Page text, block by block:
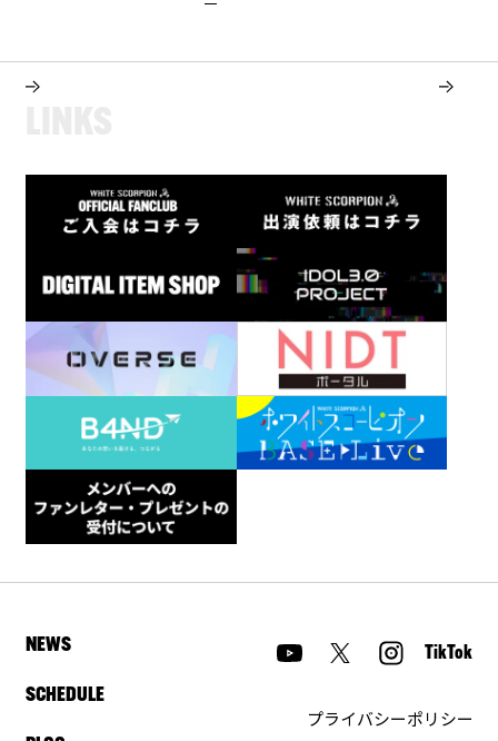
NEWS
SCHEDULE
TikTok
プライバシーポリシー